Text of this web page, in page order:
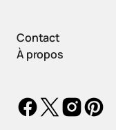
Contact
À propos